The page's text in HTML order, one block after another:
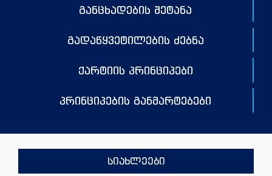
განცხადების შეტანა
გადაწყვეტილების ძებნა
ქარტიის პრინციპები
პრინციპების განმარტებები
სიახლეები